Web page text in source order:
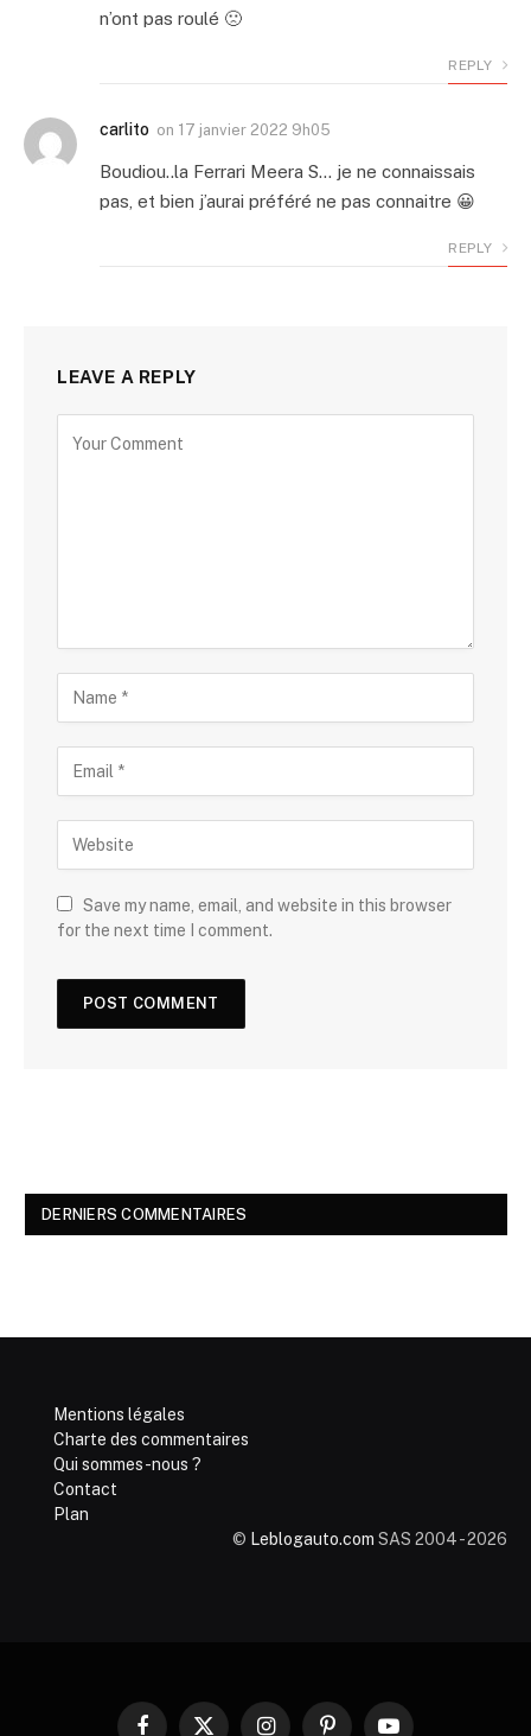
n’ont pas roulé 🙁
REPLY
carlito on 17 janvier 2022 9h05
Boudiou..la Ferrari Meera S… je ne connaissais
pas, et bien j’aurai préféré ne pas connaitre 😀
REPLY
LEAVE A REPLY
Save my name, email, and website in this browser
for the next time I comment.
DERNIERS COMMENTAIRES
Mentions légales
Charte des commentaires
Qui sommes-nous ?
Contact
Plan
© Leblogauto.com SAS 2004 - 2026